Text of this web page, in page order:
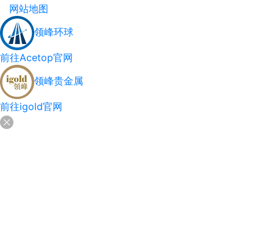
网站地图
领峰环球
前往Acetop官网
领峰贵金属
前往igold官网